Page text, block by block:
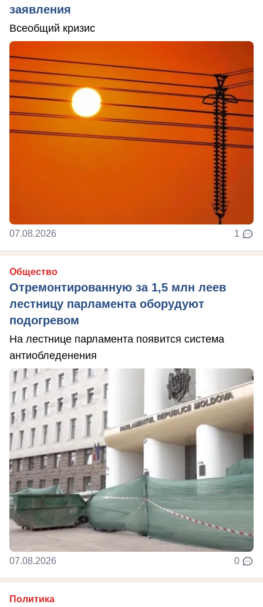
заявления
Всеобщий кризис
07.08.2026 1
Общество
Отремонтированную за 1,5 млн леев
лестницу парламента оборудуют
подогревом
На лестнице парламента появится система
антиобледенения
07.08.2026 0
Политика